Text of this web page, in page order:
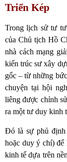
Triển Kép
Trong lịch sử tư
của Chủ tịch Hồ
nhà cách mạng
kiến trúc sư xây
gốc – từ những
chuyện tại hội
liêng được chỉnh
ra một tư duy kinh
Đó là sự phủ định
hoặc duy ý chí) để
kinh tế dựa trên